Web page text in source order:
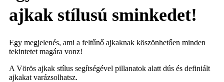
ki
ajkak stílusú sminkedet!
Egy megjelenés, ami a feltűnő ajkaknak köszönhetően minden
tekintetet magára vonz!
A Vörös ajkak stílus segítségével pillanatok alatt dús és definiált
ajkakat varázsolhatsz.